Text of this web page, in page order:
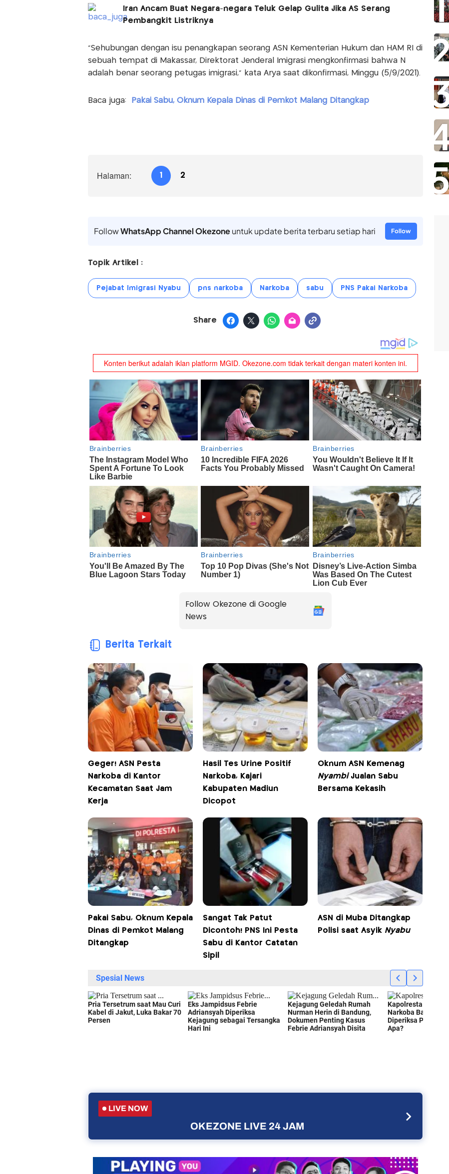
Iran Ancam Buat Negara-negara Teluk Gelap Gulita Jika AS Serang
Pembangkit Listriknya
"Sehubungan dengan isu penangkapan seorang ASN Kementerian Hukum dan HAM RI di
sebuah tempat di Makassar, Direktorat Jenderal Imigrasi mengkonfirmasi bahwa N
adalah benar seorang petugas imigrasi," kata Arya saat dikonfirmasi, Minggu (5/9/2021).
Baca juga: Pakai Sabu, Oknum Kepala Dinas di Pemkot Malang Ditangkap
Halaman: 1 2
FollowWhatsApp Channel Okezoneuntuk update berita terbaru setiap hari Follow
Topik Artikel :
Pejabat Imigrasi Nyabu pns narkoba Narkoba sabu PNS Pakai Narkoba
Share
Follow Okezone di Google
News
Berita Terkait
Geger! ASN Pesta
Narkoba di Kantor
Kecamatan Saat Jam
Kerja
Hasil Tes Urine Positif
Narkoba, Kajari
Kabupaten Madiun
Dicopot
Oknum ASN Kemenag
NyambiJualan Sabu
Bersama Kekasih
Pakai Sabu, Oknum Kepala
Dinas di Pemkot Malang
Ditangkap
Sangat Tak Patut
Dicontoh! PNS Ini Pesta
Sabu di Kantor Catatan
Sipil
ASN di Muba Ditangkap
Polisi saat Asyik Nyabu
LIVE NOW
OKEZONE LIVE 24 JAM